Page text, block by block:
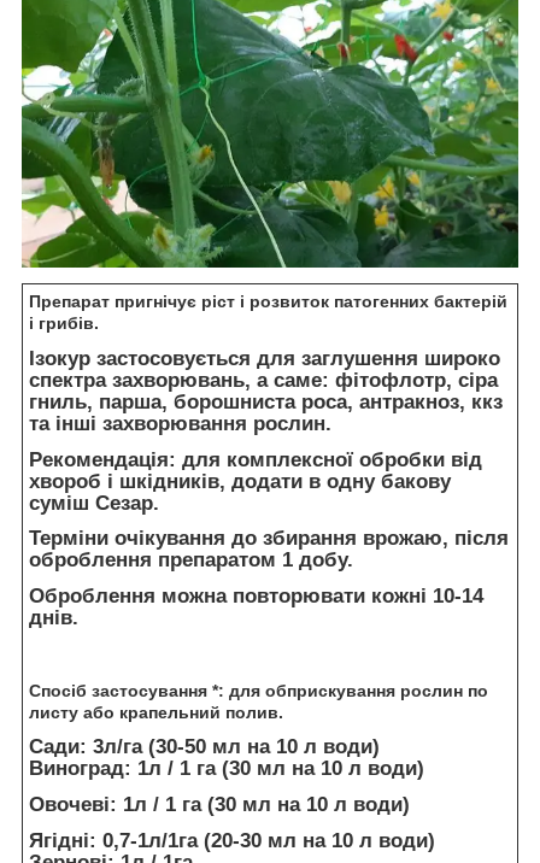
Препарат пригнічує ріст і розвиток патогенних бактерій
і грибів.
Ізокур застосовується для заглушення широко
спектра захворювань, а саме: фітофлотр, сіра
гниль, парша, борошниста роса, антракноз, ккз
та інші захворювання рослин.
Рекомендація: для комплексної обробки від
хвороб і шкідників, додати в одну бакову
суміш Сезар.
Терміни очікування до збирання врожаю, після
оброблення препаратом 1 добу.
Оброблення можна повторювати кожні 10-14
днів.
Спосіб застосування *: для обприскування рослин по
листу або крапельний полив.
Сади: 3л/га (30-50 мл на 10 л води)
Виноград: 1л / 1 га (30 мл на 10 л води)
Овочеві: 1л / 1 га (30 мл на 10 л води)
Ягідні: 0,7-1л/1га (20-30 мл на 10 л води)